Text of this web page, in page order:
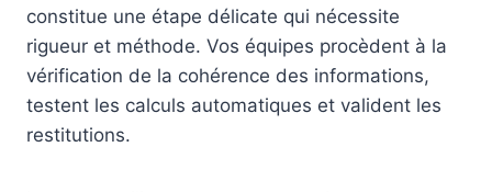
constitue une étape délicate qui nécessite
rigueur et méthode. Vos équipes procèdent à la
vérification de la cohérence des informations,
testent les calculs automatiques et valident les
restitutions.